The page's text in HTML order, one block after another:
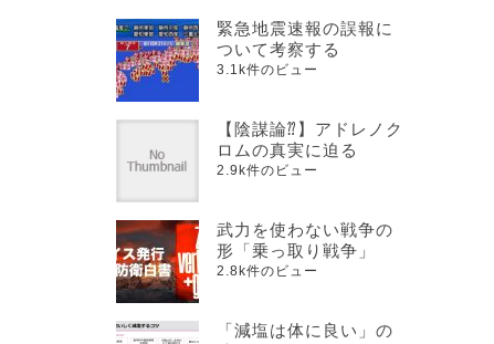
緊急地震速報の誤報に
ついて考察する
3.1k件のビュー
【陰謀論⁇】アドレノク
ロムの真実に迫る
2.9k件のビュー
武力を使わない戦争の
形「乗っ取り戦争」
2.8k件のビュー
「減塩は体に良い」の